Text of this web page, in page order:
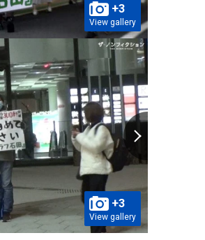
+3
View gallery
+3
View gallery